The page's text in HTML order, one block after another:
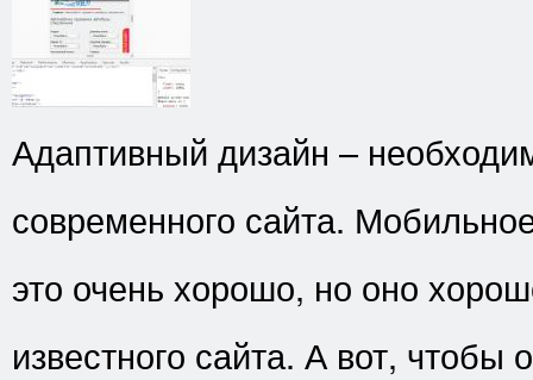
Адаптивный дизайн –
современного сайта.
это очень хорошо, но оно
известного сайта. А вот, чтобы